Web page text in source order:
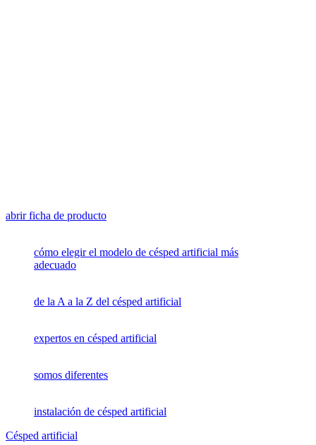
abrir ficha de producto
cómo elegir el modelo de césped artificial más
adecuado
de la A a la Z del césped artificial
expertos en césped artificial
somos diferentes
instalación de césped artificial
Césped artificial